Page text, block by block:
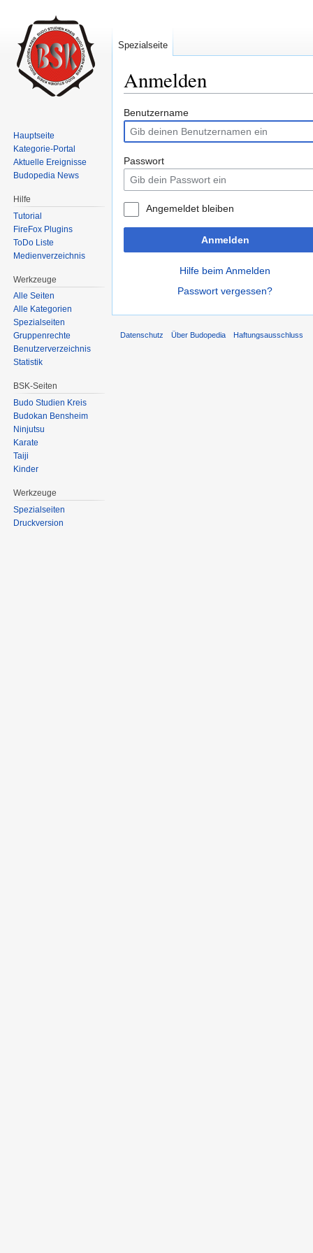
Anmelden
Benutzername
Passwort
Angemeldet bleiben
Anmelden
Hilfe beim Anmelden
Passwort vergessen?
Spezialseite
Hauptseite
Kategorie-Portal
Aktuelle Ereignisse
Budopedia News
Hilfe
Tutorial
FireFox Plugins
ToDo Liste
Medienverzeichnis
Werkzeuge
Alle Seiten
Alle Kategorien
Spezialseiten
Gruppenrechte
Benutzerverzeichnis
Statistik
BSK-Seiten
Budo Studien Kreis
Budokan Bensheim
Ninjutsu
Karate
Taiji
Kinder
Werkzeuge
Spezialseiten
Druckversion
Datenschutz Über Budopedia Haftungsausschluss